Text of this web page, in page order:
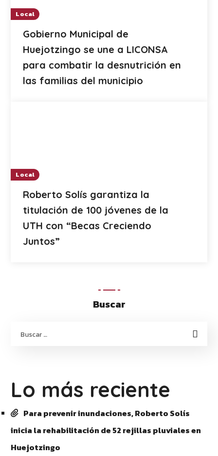
Local
Gobierno Municipal de
Huejotzingo se une a LICONSA
para combatir la desnutrición en
las familias del municipio
Local
Roberto Solís garantiza la
titulación de 100 jóvenes de la
UTH con “Becas Creciendo
Juntos”
Buscar
Lo más reciente
Para prevenir inundaciones, Roberto Solís
inicia la rehabilitación de 52 rejillas pluviales en
Huejotzingo